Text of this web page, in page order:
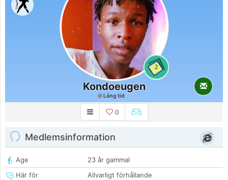
2
Kondoeugen
Lång tid
0
Medlemsinformation
Age
23 år gammal
Här för
Allvarligt förhållande